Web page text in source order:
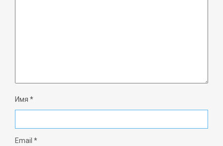
Имя *
Email *